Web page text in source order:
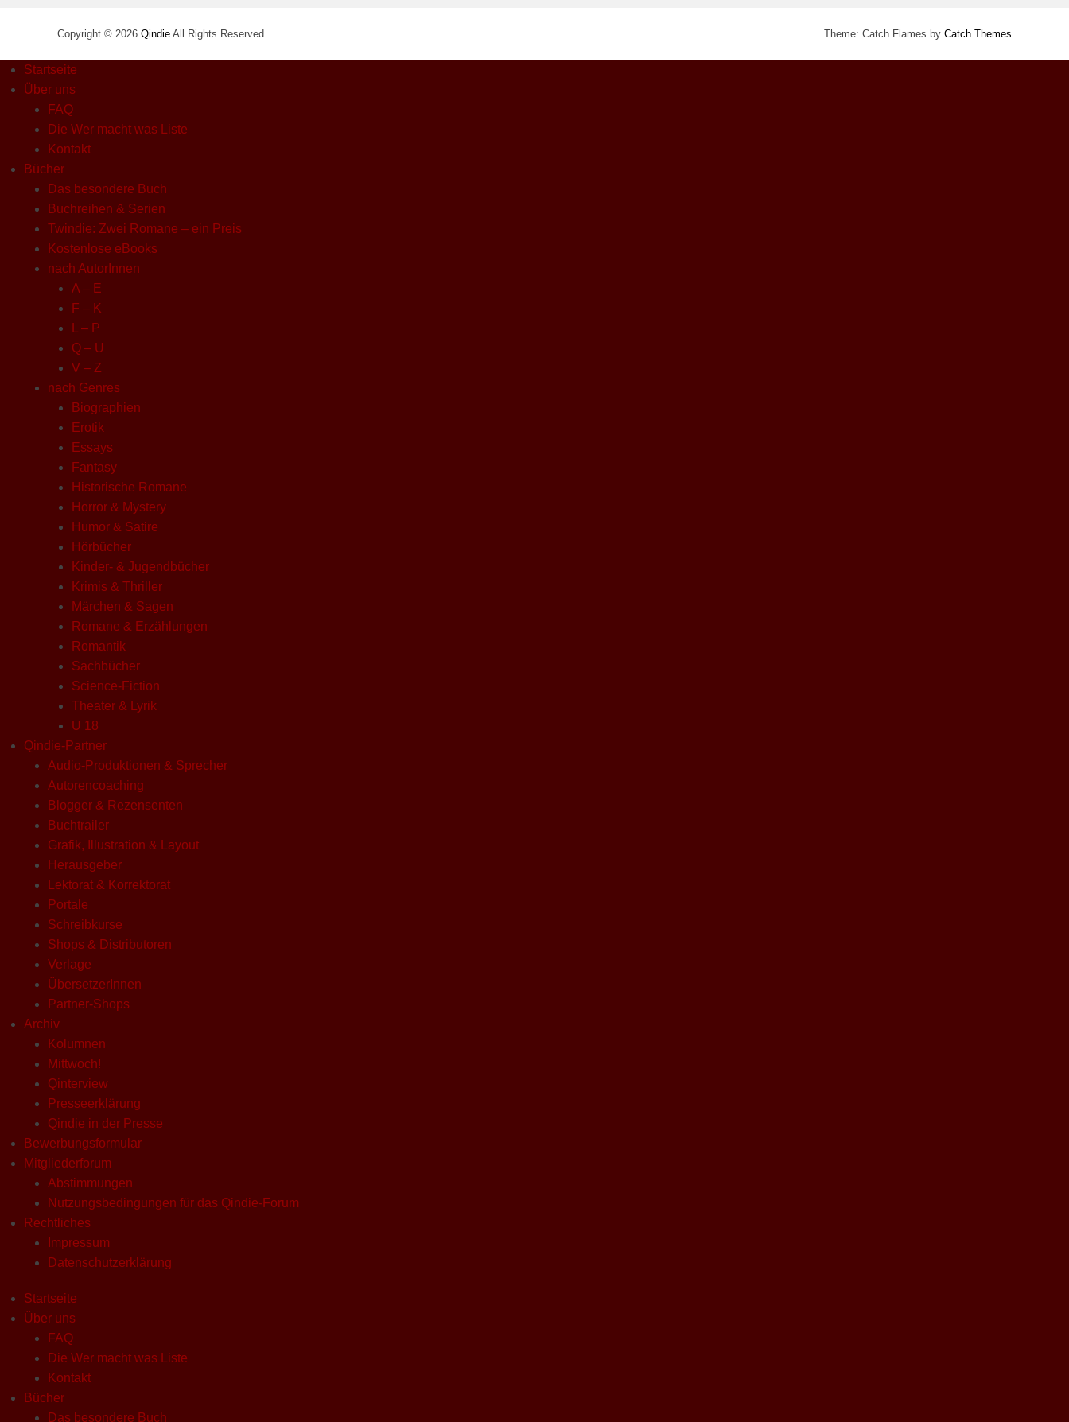
Copyright © 2026 Qindie All Rights Reserved. Theme: Catch Flames by Catch Themes
Startseite
Über uns
FAQ
Die Wer macht was Liste
Kontakt
Bücher
Das besondere Buch
Buchreihen & Serien
Twindie: Zwei Romane – ein Preis
Kostenlose eBooks
nach AutorInnen
A – E
F – K
L – P
Q – U
V – Z
nach Genres
Biographien
Erotik
Essays
Fantasy
Historische Romane
Horror & Mystery
Humor & Satire
Hörbücher
Kinder- & Jugendbücher
Krimis & Thriller
Märchen & Sagen
Romane & Erzählungen
Romantik
Sachbücher
Science-Fiction
Theater & Lyrik
U 18
Qindie-Partner
Audio-Produktionen & Sprecher
Autorencoaching
Blogger & Rezensenten
Buchtrailer
Grafik, Illustration & Layout
Herausgeber
Lektorat & Korrektorat
Portale
Schreibkurse
Shops & Distributoren
Verlage
ÜbersetzerInnen
Partner-Shops
Archiv
Kolumnen
Mittwoch!
Qinterview
Presseerklärung
Qindie in der Presse
Bewerbungsformular
Mitgliederforum
Abstimmungen
Nutzungsbedingungen für das Qindie-Forum
Rechtliches
Impressum
Datenschutzerklärung
Startseite
Über uns
FAQ
Die Wer macht was Liste
Kontakt
Bücher
Das besondere Buch